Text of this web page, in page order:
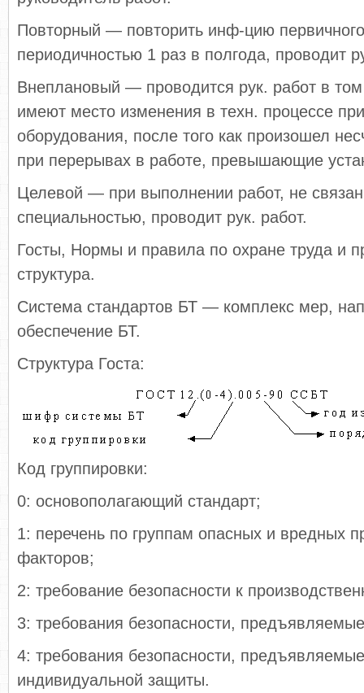
Повторный — повторить инф-цию
периодичностью 1 раз в полгода, проводит
Внеплановый — проводится рук. работ в том
имеют место изменения в техн. процессе
оборудования, после того как произошел
при перерывах в работе, превышающие
Целевой — при выполнении работ, не
специальностью, проводит рук. работ.
Госты, Нормы и правила по охране труда и
структура.
Система стандартов БТ — комплекс мер,
обеспечение БТ.
Структура Госта:
Код группировки:
0: основополагающий стандарт;
1: перечень по группам опасных и вредных
факторов;
2: требование безопасности к
3: требования безопасности,
4: требования безопасности,
индивидуальной защиты.